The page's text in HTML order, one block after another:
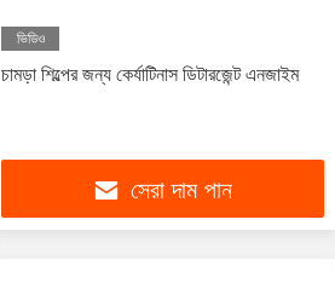
ভিডিও
চামড়া শিল্পের জন্য কের্যাটিনাস ডিটারজেন্ট এনজাইম
সেরা দাম পান